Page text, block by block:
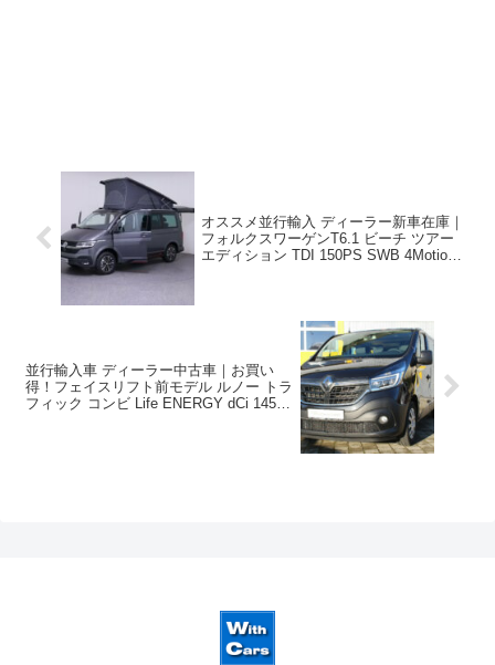
オススメ並行輸入 ディーラー新車在庫｜
フォルクスワーゲンT6.1 ビーチ ツアー
エディション TDI 150PS SWB 4Motion
並行輸入車 ディーラー中古車｜お買い
得！フェイスリフト前モデル ルノー トラ
フィック コンビ Life ENERGY dCi 145